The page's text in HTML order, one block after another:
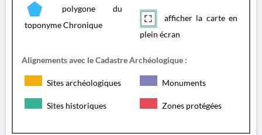
polygone du
toponyme Chronique
afficher la carte en
plein écran
Alignements avec le Cadastre Archéologique :
Sites archéologiques Monuments
Sites historiques Zones protégées